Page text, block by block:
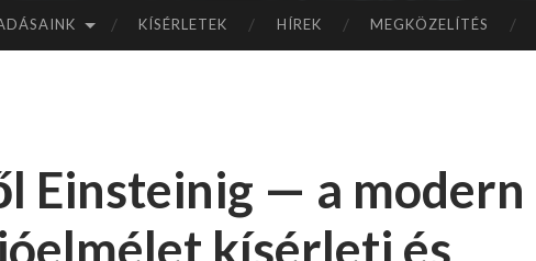
L A
AG
OK
KÍSÉRLETEK HÍREK MEGKÖZELÍTÉS
Einsteinig — a modern
kísérleti és